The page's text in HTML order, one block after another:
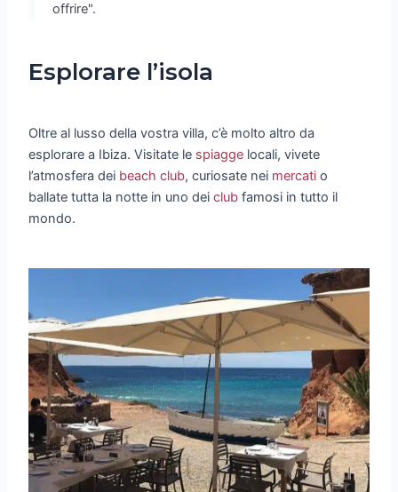
offrire".
Esplorare l’isola
Oltre al lusso della vostra villa, c’è molto altro da
esplorare a Ibiza. Visitate le spiagge locali, vivete
l’atmosfera dei beach club, curiosate nei mercati o
ballate tutta la notte in uno deiclub famosi in tutto il
mondo.